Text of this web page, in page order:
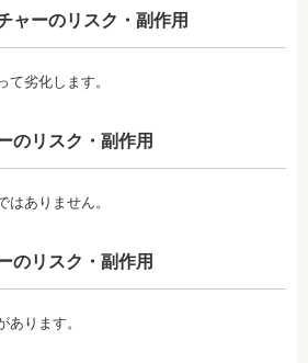
合病院にて研修
トニングでも1回の施術で思った
いやホワイトニングの作用が出に
ではなく、個人差が大きいた
立たなくなることが多いです。
めにはメンテナンスが必要にな
、歯の表面が荒れる、知覚過敏
ャーのリスク・副作用
て劣化します。
のリスク・副作用
はありません。
のリスク・副作用
あります。